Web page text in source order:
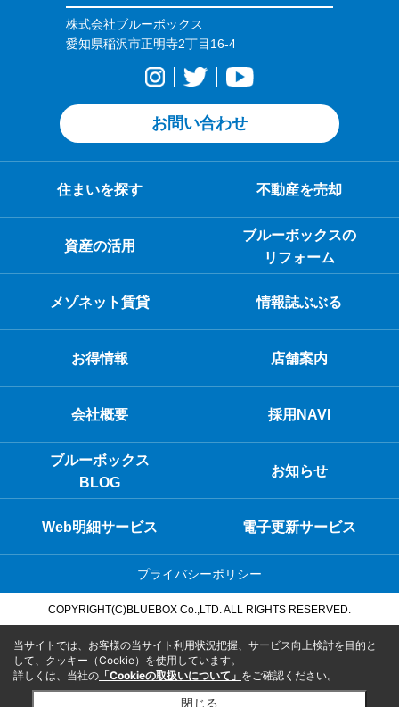
株式会社ブルーボックス
愛知県稲沢市正明寺2丁目16-4
お問い合わせ
住まいを探す 不動産を売却
資産の活用
ブルーボックスの
リフォーム
メゾネット賃貸 情報誌ぶぶる
お得情報 店舗案内
会社概要 採用NAVI
ブルーボックス
BLOG
お知らせ
Web明細サービス 電子更新サービス
プライバシーポリシー
COPYRIGHT(C)BLUEBOX Co.,LTD. ALL RIGHTS RESERVED.
当サイトでは、お客様の当サイト利用状況把握、サービス向上検討を目的と
して、クッキー（Cookie）を使用しています。
詳しくは、当社の 「Cookieの取扱いについて」 をご確認ください。
閉じる